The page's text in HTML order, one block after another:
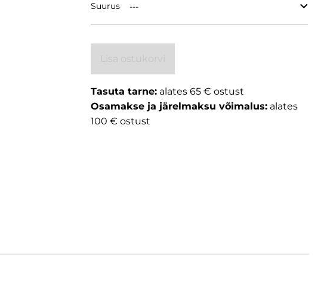
Suurus
Tasuta tarne: alates 65 € ostust
Osamakse ja järelmaksu võimalus: alates
100 € ostust